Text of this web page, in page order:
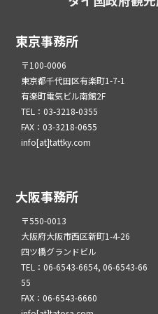
東京事務所
〒100-0006
東京都千代田区有楽町1-7-1
有楽町電気ビル南館2F
TEL：03-3218-0355
FAX：03-3218-0655
info[at]tattky.com
大阪事務所
〒550-0013
大阪府大阪市西区新町1-4-26
四ツ橋グランドビル
TEL：06-6543-6654, 06-6543-66
55
FAX：06-6543-6660